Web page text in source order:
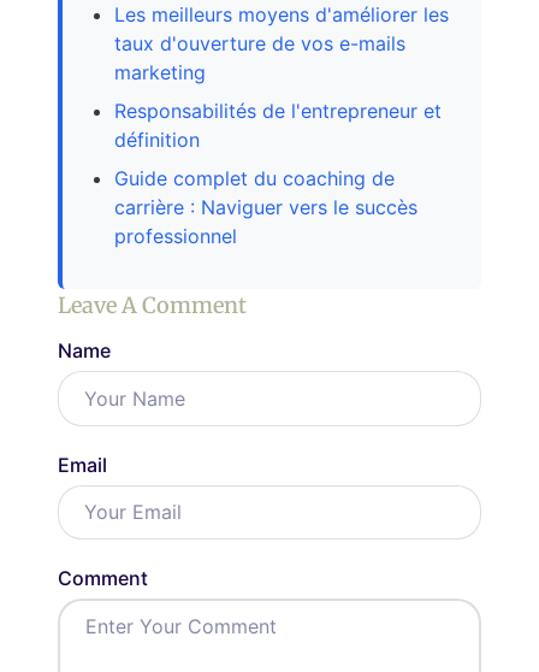
Les meilleurs moyens d'améliorer les
taux d'ouverture de vos e-mails
marketing
Responsabilités de l'entrepreneur et
définition
Guide complet du coaching de
carrière : Naviguer vers le succès
professionnel
Leave A Comment
Name
Email
Comment